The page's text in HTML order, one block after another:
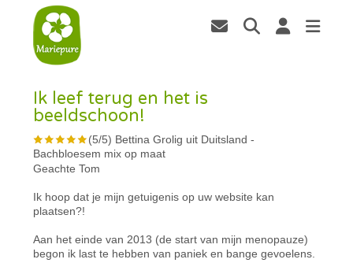
Ik leef terug en het is
beeldschoon!
(5/5) Bettina Grolig uit Duitsland -
Bachbloesem mix op maat
Geachte Tom
Ik hoop dat je mijn getuigenis op uw website kan
plaatsen?!
Aan het einde van 2013 (de start van mijn menopauze)
begon ik last te hebben van paniek en bange gevoelens.